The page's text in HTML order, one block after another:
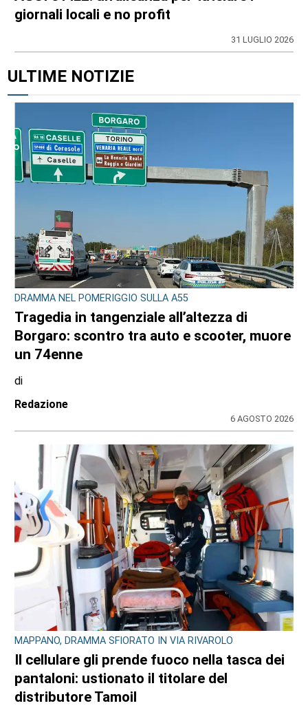
giornali locali e no profit
31 LUGLIO 2026
ULTIME NOTIZIE
DRAMMA NEL POMERIGGIO SULLA A55
Tragedia in tangenziale all’altezza di
Borgaro: scontro tra auto e scooter, muore
un 74enne
di
Redazione
6 AGOSTO 2026
MAPPANO, DRAMMA SFIORATO IN VIA RIVAROLO
Il cellulare gli prende fuoco nella tasca dei
pantaloni: ustionato il titolare del
distributore Tamoil